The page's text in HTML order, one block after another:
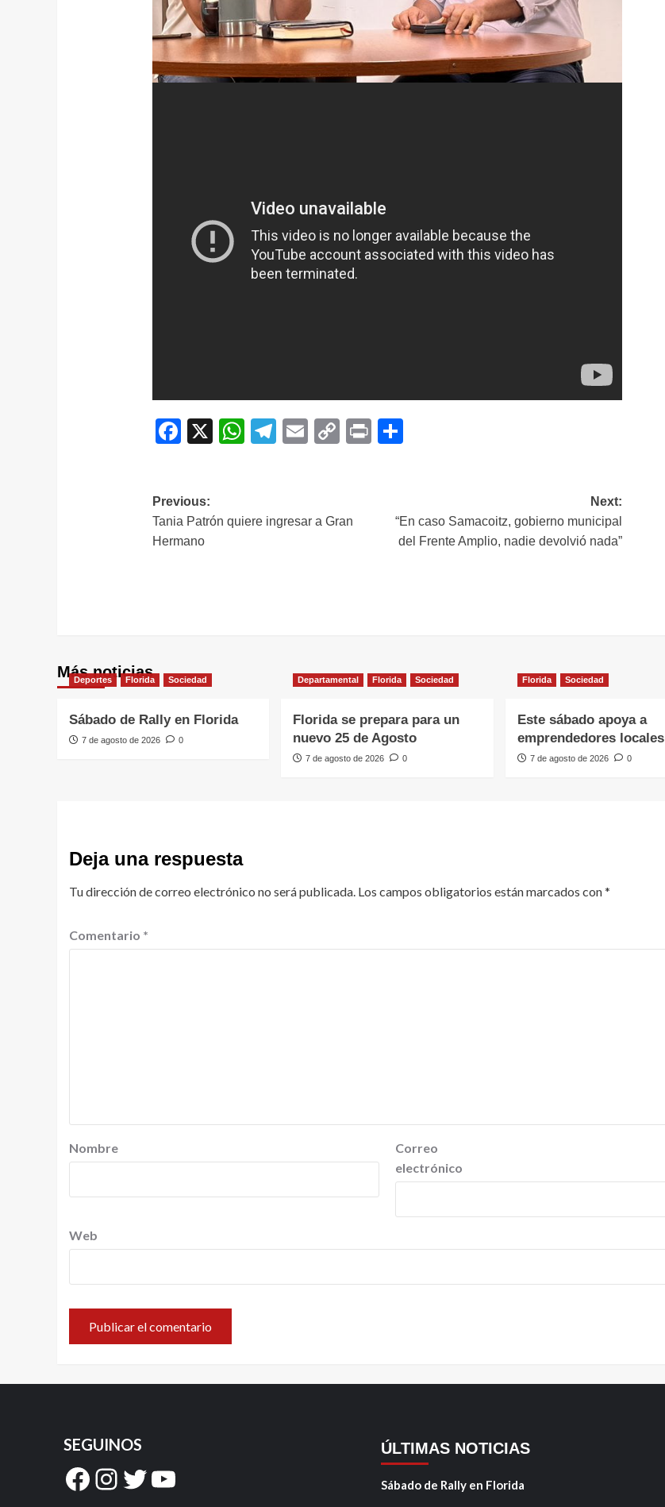
Facebook
X WhatsApp
Telegram
EmailCopyPrint
Navegación
de
Previous:
Tania Patrón quiere ingresar a Gran
Hermano
Next:
“En caso Samacoitz, gobierno municipal
del Frente Amplio, nadie devolvió nada”
Más noticias
Deportes Florida Sociedad
Sábado de Rally en Florida
7 de agosto de 2026 0
Departamental Florida Sociedad
Florida se prepara para un
nuevo 25 de Agosto
7 de agosto de 2026 0
Florida Sociedad
Este sábado apoya a
emprendedores locales
7 de agosto de 2026 0
Deja una respuesta
Tu dirección de correo electrónico no será publicada. Los campos obligatorios están marcados con*
Comentario *
Nombre
Correo
electrónico
Web
SEGUINOS
Facebook
Instagram
Twitter
YouTube
ÚLTIMAS NOTICIAS
Sábado de Rally en Florida